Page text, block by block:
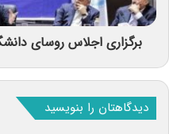
برگزاری اجلاس روسای
دیدگاهتان را بنویسید